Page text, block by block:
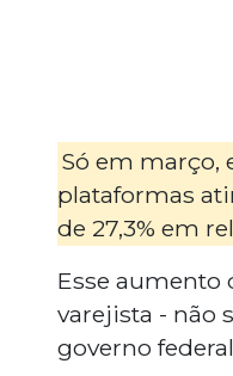
Só em março,
plataformas
de 27,3% em
Esse aumento
varejista - não
governo